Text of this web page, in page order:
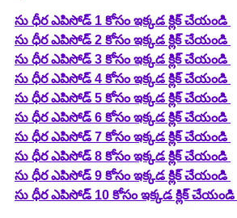
సు ధీర ఎపిసోడ్ 1 కోసం ఇక్కడ క్లిక్ చేయండి
సు ధీర ఎపిసోడ్ 2 కోసం ఇక్కడ క్లిక్ చేయండి
సు ధీర ఎపిసోడ్ 3 కోసం ఇక్కడ క్లిక్ చేయండి
సు ధీర ఎపిసోడ్ 4 కోసం ఇక్కడ క్లిక్ చేయండి
సు ధీర ఎపిసోడ్ 5 కోసం ఇక్కడ క్లిక్ చేయండి
సు ధీర ఎపిసోడ్ 6 కోసం ఇక్కడ క్లిక్ చేయండి
సు ధీర ఎపిసోడ్ 7 కోసం ఇక్కడ క్లిక్ చేయండి
సు ధీర ఎపిసోడ్ 8 కోసం ఇక్కడ క్లిక్ చేయండి
సు ధీర ఎపిసోడ్ 9 కోసం ఇక్కడ క్లిక్ చేయండి
సు ధీర ఎపిసోడ్ 10 కోసం ఇక్కడ క్లిక్ చేయండి